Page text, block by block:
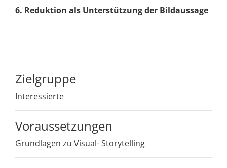
6. Reduktion als Unterstützung der Bildaussage
Zielgruppe
Interessierte
Voraussetzungen
Grundlagen zu Visual- Storytelling